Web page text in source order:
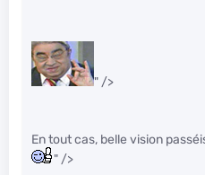
" />
En tout cas, belle vision
" />